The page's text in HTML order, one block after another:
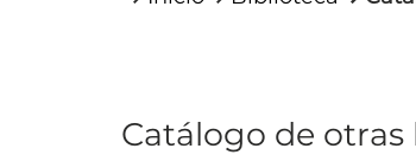
Catálogo de otras